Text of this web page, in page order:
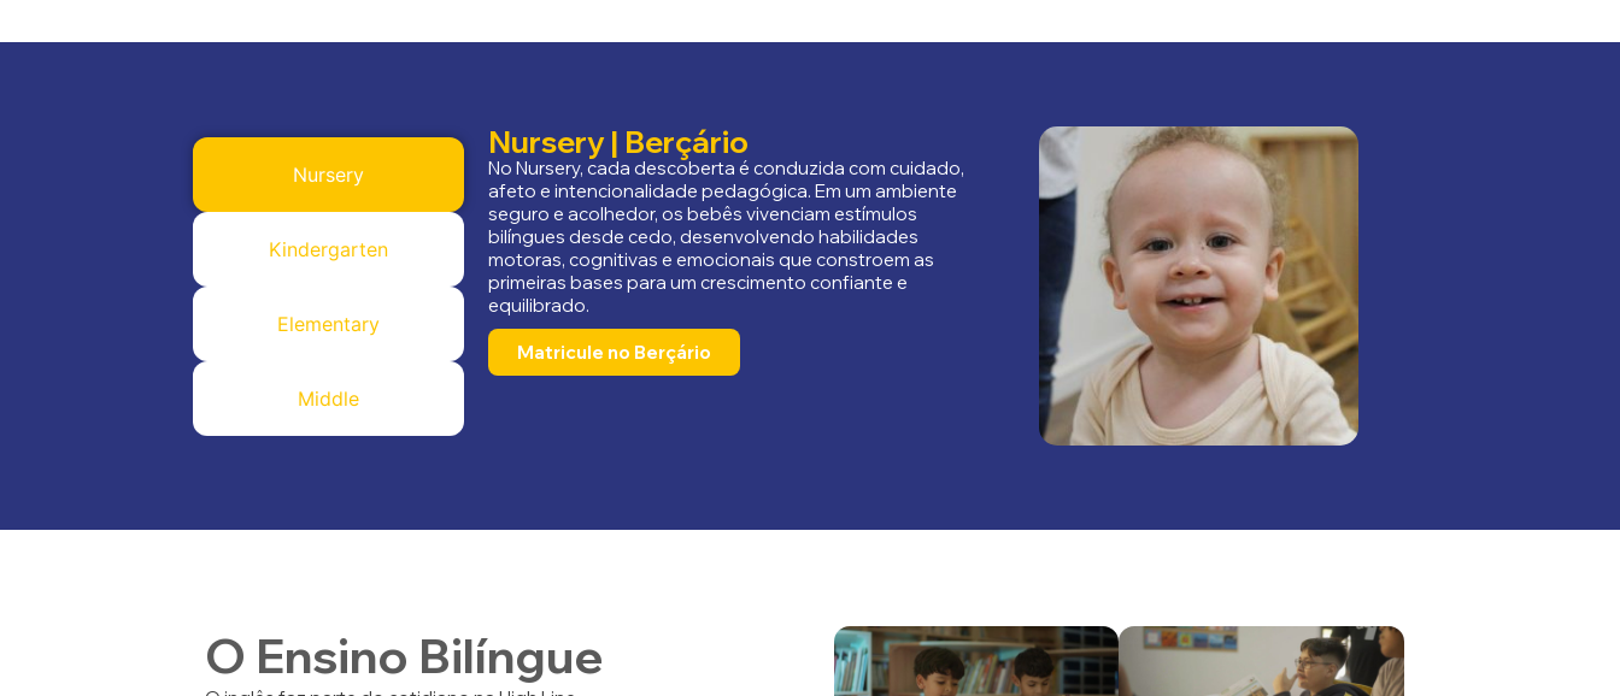
Nursery
Kindergarten
Elementary
Middle
Nursery | Berçário
No Nursery, cada descoberta é conduzida com cuidado,
afeto e intencionalidade pedagógica. Em um ambiente
seguro e acolhedor, os bebês vivenciam estímulos
bilíngues desde cedo, desenvolvendo habilidades
motoras, cognitivas e emocionais que constroem as
primeiras bases para um crescimento confiante e
equilibrado.
Matricule no Berçário
O Ensino Bilíngue